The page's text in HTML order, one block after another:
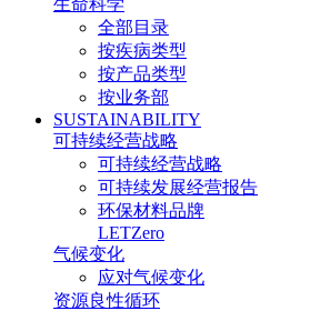
生命科学
全部目录
按疾病类型
按产品类型
按业务部
SUSTAINABILITY
可持续经营战略
可持续经营战略
可持续发展经营报告​
环保材料品牌
LETZero
气候变化
应对气候变化
资源良性循环